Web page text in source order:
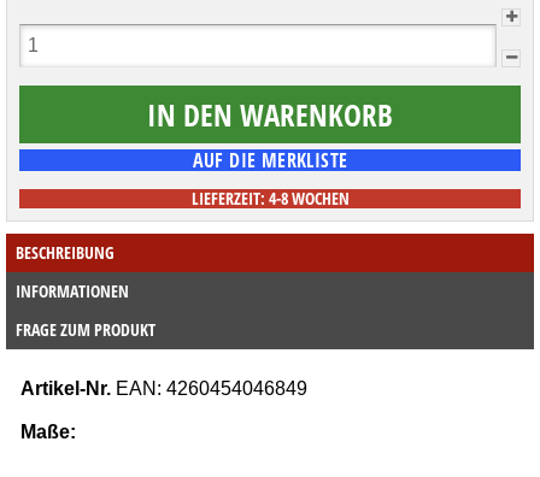
LIEFERZEIT: 4-8 WOCHEN
BESCHREIBUNG
INFORMATIONEN
FRAGE ZUM PRODUKT
Artikel-Nr. EAN: 4260454046849
Maße: